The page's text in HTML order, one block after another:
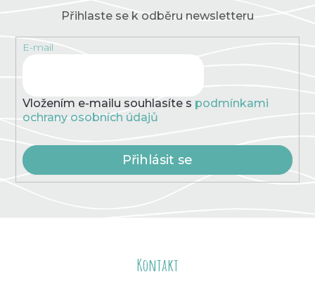
Přihlaste se k odběru newsletteru
E-mail
Vložením e-mailu souhlasíte s podmínkami
ochrany osobních údajů
Přihlásit se
Kontakt